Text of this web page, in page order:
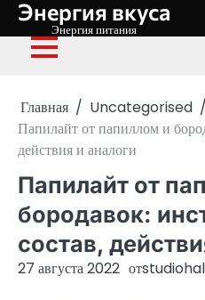
Перейти
содержимому
Энергия вкуса
Энергия питания
Главная
Uncategorised
Папилайт от папиллом и
действия и аналоги
Папилайт от
бородавок:
состав,
27 августа 2022 от